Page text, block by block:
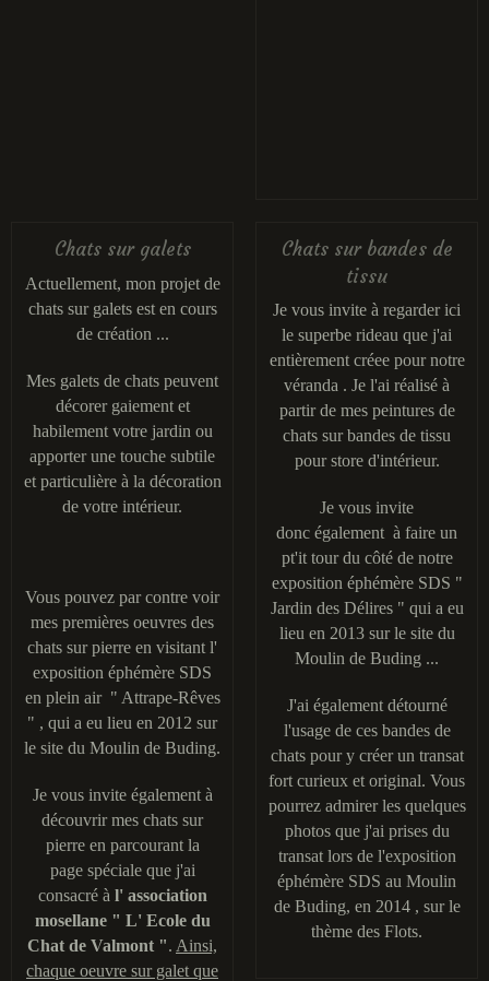
Chats sur galets
Actuellement, mon projet de
chats sur galets est en cours
de création ...
Mes galets de chats peuvent
décorer gaiement et
habilement votre jardin ou
apporter une touche subtile
et particulière à la décoration
de votre intérieur.
Vous pouvez par contre voir
mes premières oeuvres des
chats sur pierre en visitant l'
exposition éphémère SDS
en plein air " Attrape-Rêves
" , qui a eu lieu en 2012 sur
le site du Moulin de Buding.
Je vous invite également à
découvrir mes chats sur
pierre en parcourant la
page spéciale que j'ai
consacré à l' association
mosellane " L' Ecole du
Chat de Valmont ". Ainsi,
chaque oeuvre sur galet que
Chats sur bandes de
tissu
Je vous invite à regarder ici
le superbe rideau que j'ai
entièrement créee pour notre
véranda . Je l'ai réalisé à
partir de mes peintures de
chats sur bandes de tissu
pour store d'intérieur.
Je vous invite
donc également à faire un
pt'it tour du côté de notre
exposition éphémère SDS "
Jardin des Délires " qui a eu
lieu en 2013 sur le site du
Moulin de Buding ...
J'ai également détourné
l'usage de ces bandes de
chats pour y créer un transat
fort curieux et original. Vous
pourrez admirer les quelques
photos que j'ai prises du
transat lors de l'exposition
éphémère SDS au Moulin
de Buding, en 2014 , sur le
thème des Flots.